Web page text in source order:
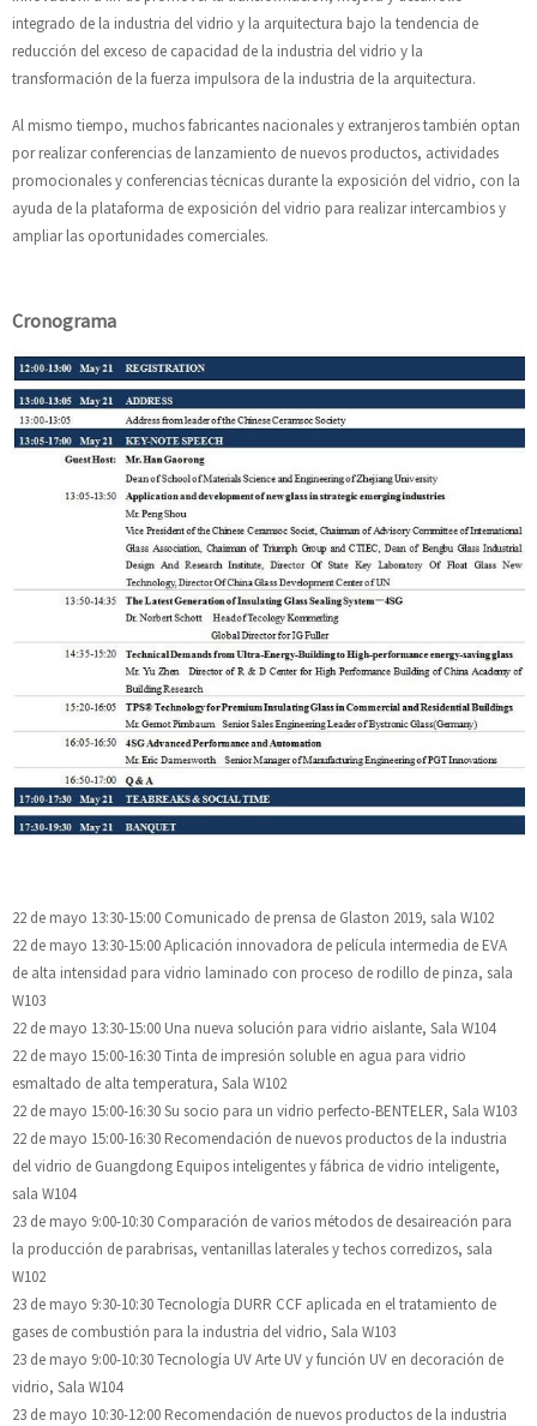
integrado de la industria del vidrio y la arquitectura bajo la tendencia de
reducción del exceso de capacidad de la industria del vidrio y la
transformación de la fuerza impulsora de la industria de la arquitectura.
Al mismo tiempo, muchos fabricantes nacionales y extranjeros también optan
por realizar conferencias de lanzamiento de nuevos productos, actividades
promocionales y conferencias técnicas durante la exposición del vidrio, con la
ayuda de la plataforma de exposición del vidrio para realizar intercambios y
ampliar las oportunidades comerciales.
Cronograma
22 de mayo 13:30-15:00 Comunicado de prensa de Glaston 2019, sala W102
22 de mayo 13:30-15:00 Aplicación innovadora de película intermedia de EVA
de alta intensidad para vidrio laminado con proceso de rodillo de pinza, sala
W103
22 de mayo 13:30-15:00 Una nueva solución para vidrio aislante, Sala W104
22 de mayo 15:00-16:30 Tinta de impresión soluble en agua para vidrio
esmaltado de alta temperatura, Sala W102
22 de mayo 15:00-16:30 Su socio para un vidrio perfecto-BENTELER, Sala W103
22 de mayo 15:00-16:30 Recomendación de nuevos productos de la industria
del vidrio de Guangdong Equipos inteligentes y fábrica de vidrio inteligente,
sala W104
23 de mayo 9:00-10:30 Comparación de varios métodos de desaireación para
la producción de parabrisas, ventanillas laterales y techos corredizos, sala
W102
23 de mayo 9:30-10:30 Tecnología DURR CCF aplicada en el tratamiento de
gases de combustión para la industria del vidrio, Sala W103
23 de mayo 9:00-10:30 Tecnología UV Arte UV y función UV en decoración de
vidrio, Sala W104
23 de mayo 10:30-12:00 Recomendación de nuevos productos de la industria